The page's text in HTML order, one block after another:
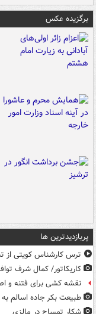
برگزیده عکس
پربازدیدترین ها
ترس کارشناس کویتی از
کاریکاتور/ کمال شرف
نقشه کشی برای فتنه و
طبیعت بکر جاده اسالم
شکار تمساح در مالزی